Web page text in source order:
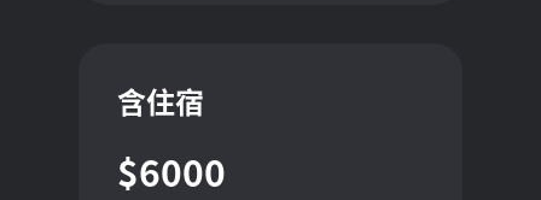
含住宿
$6000